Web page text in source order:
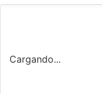
Cargando...